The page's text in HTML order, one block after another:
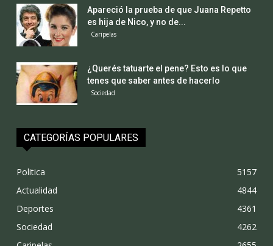
Apareció la prueba de que Juana Repetto
es hija de Nico, y no de...
Caripelas
¿Querés tatuarte el pene? Esto es lo que
tenes que saber antes de hacerlo
Sociedad
CATEGORÍAS POPULARES
Politica
5157
Actualidad
4844
Deportes
4361
Sociedad
4262